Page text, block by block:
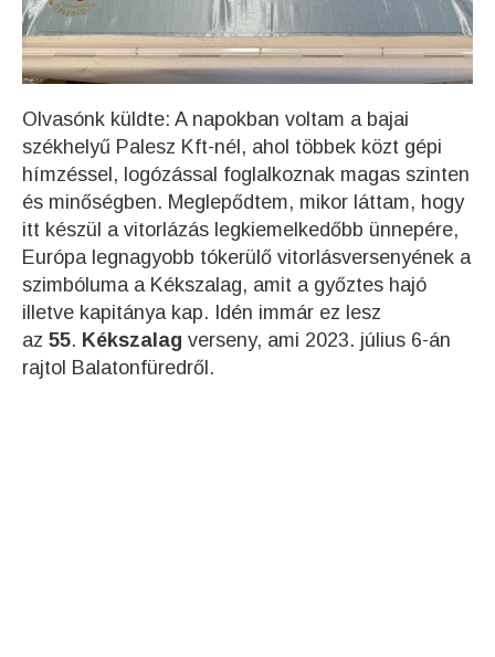
Olvasónk küldte: A napokban voltam a bajai
székhelyű Palesz Kft-nél, ahol többek közt gépi
hímzéssel, logózással foglalkoznak magas szinten
és minőségben. Meglepődtem, mikor láttam, hogy
itt készül a vitorlázás legkiemelkedőbb ünnepére,
Európa legnagyobb tókerülő vitorlásversenyének a
szimbóluma a Kékszalag, amit a győztes hajó
illetve kapitánya kap. Idén immár ez lesz
az 55. Kékszalag verseny, ami 2023. július 6-án
rajtol Balatonfüredről.